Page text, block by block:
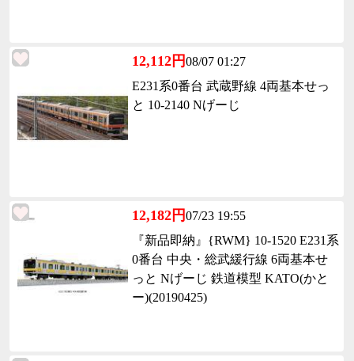
12,112円08/07 01:27
E231系0番台 武蔵野線 4両基本せっ
と 10-2140 Nげーじ
12,182円07/23 19:55
『新品即納』{RWM} 10-1520 E231系
0番台 中央・総武緩行線 6両基本せ
っと Nげーじ 鉄道模型 KATO(かと
ー)(20190425)